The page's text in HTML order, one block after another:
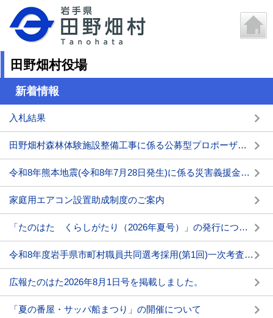
田野畑村役場
新着情報
入札結果
田野畑村森林体験施設整備工事に係る公募型プロポーザルの実施について
令和8年熊本地震(令和8年7月28日発生)に係る災害義援金箱の設置について
家庭用エアコン設置助成制度のご案内
「たのはた くらしがたり（2026年夏号）」の発行について
令和8年度岩手県市町村職員共同選考採用(第1回)一次考査の結果について
広報たのはた2026年8月1日号を掲載しました。
「夏の番屋・サッパ船まつり」の開催について